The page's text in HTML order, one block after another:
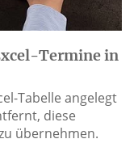
Termine in
Tabelle angelegt
diese
übernehmen.